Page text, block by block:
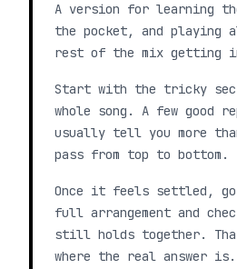
A version for learning
the pocket, and playing
rest of the mix getting
Start with the tricky
whole song. A few good
usually tell you more
pass from top to bottom.
Once it feels settled,
full arrangement and
still holds together.
where the real answer is.